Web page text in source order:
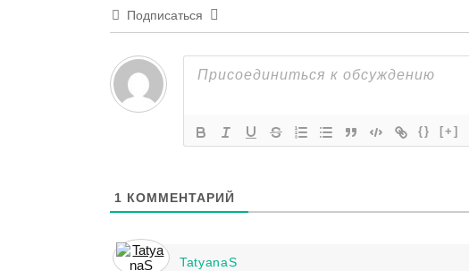
Подписаться
{} [+]
1 КОММЕНТАРИЙ
TatyanaS